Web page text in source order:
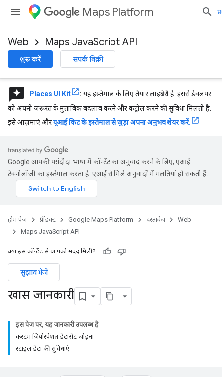
Maps Platform
Web Maps JavaScript API
शुरू करें संपर्क बिक्री
reviews Places UI Kit : यह इस्तेमाल के लिए तैयार लाइब्रेरी है. इससे डेवलपर
को अपनी ज़रूरत के मुताबिक बदलाव करने और कंट्रोल करने की सुविधा मिलती है.
इसे आज़माएं औरयूआई किट के इस्तेमाल से जुड़ा अपना अनुभव शेयर करें.
Google आपकी पसंदीदा भाषा में कॉन्टेंट का अनुवाद करने के लिए, एआई
टेक्नोलॉजी का इस्तेमाल करता है. एआई से मिले अनुवादों में गलतियां हो सकती हैं.
होम पेज प्रॉडक्ट Google Maps Platform दस्तावेज़
Web
Maps JavaScript API
क्या इस कॉन्टेंट से आपको मदद मिली?
सुझाव भेजें
खास जानकारी
इस पेज पर, यह जानकारी उपलब्ध है
कस्टम जियोस्पेशल डेटासेट जोड़ना
स्टाइल डेटा की सुविधाएं